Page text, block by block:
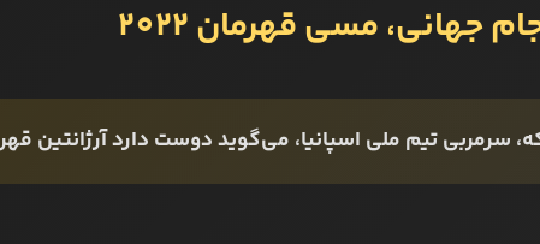
جهانی، مسی قهرمان 2022
سرمربی تیم ملی اسپانیا، می‌گوید دوست دارد آرژانتین قهرمان